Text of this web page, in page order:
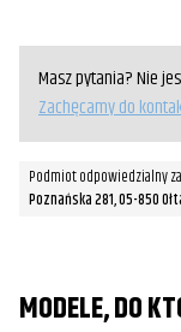
Masz pytania? Nie
Zachęcamy do
Podmiot odpowiedzialny
Poznańska 281, 05-850
MODELE, DO